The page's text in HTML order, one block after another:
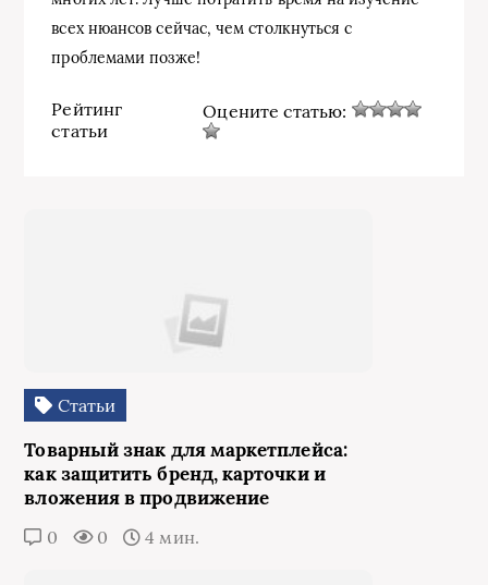
всех нюансов сейчас, чем столкнуться с
проблемами позже!
Рейтинг
статьи
Оцените статью:
Статьи
Товарный знак для маркетплейса:
как защитить бренд, карточки и
вложения в продвижение
0 0 4 мин.